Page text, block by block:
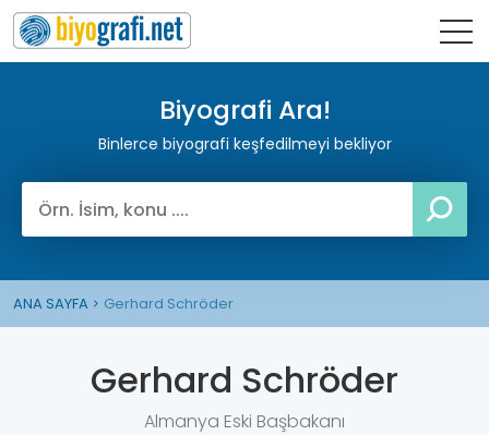
Biyografi Ara!
Binlerce biyografi keşfedilmeyi bekliyor
ANA SAYFA Gerhard Schröder
Gerhard Schröder
Almanya Eski Başbakanı